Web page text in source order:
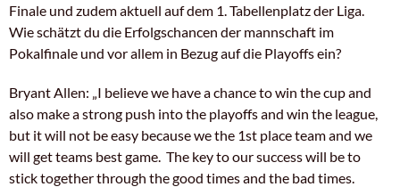
Finale und zudem aktuell auf dem 1. Tabellenplatz der Liga.
Wie schätzt du die Erfolgschancen der mannschaft im
Pokalfinale und vor allem in Bezug auf die Playoffs ein?
Bryant Allen: „I believe we have a chance to win the cup and
also make a strong push into the playoffs and win the league,
but it will not be easy because we the 1st place team and we
will get teams best game. The key to our success will be to
stick together through the good times and the bad times.